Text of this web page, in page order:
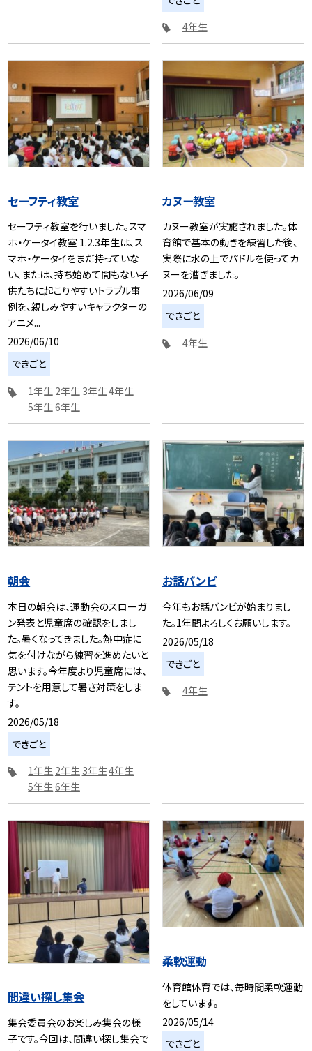
4年生
セーフティ教室
セーフティ教室を行いました。スマ
ホ・ケータイ教室 1.2.3年生は、ス
マホ・ケータイをまだ持っていな
い、または、持ち始めて間もない子
供たちに起こりやすいトラブル事
例を、親しみやすいキャラクターの
アニメ...
2026/06/10
できごと
1年生 2年生 3年生4年生
5年生 6年生
カヌー教室
カヌー教室が実施されました。体
育館で基本の動きを練習した後、
実際に水の上でパドルを使ってカ
ヌーを漕ぎました。
2026/06/09
できごと
4年生
朝会
本日の朝会は、運動会のスローガ
ン発表と児童席の確認をしまし
た。暑くなってきました。熱中症に
気を付けながら練習を進めたいと
思います。今年度より児童席には、
テントを用意して暑さ対策をしま
す。
2026/05/18
できごと
1年生 2年生 3年生4年生
5年生6年生
お話バンビ
今年もお話バンビが始まりまし
た。1年間よろしくお願いします。
2026/05/18
できごと
4年生
間違い探し集会
集会委員会のお楽しみ集会の様
子です。今回は、間違い探し集会で
柔軟運動
体育館体育では、毎時間柔軟運動
をしています。
2026/05/14
できごと